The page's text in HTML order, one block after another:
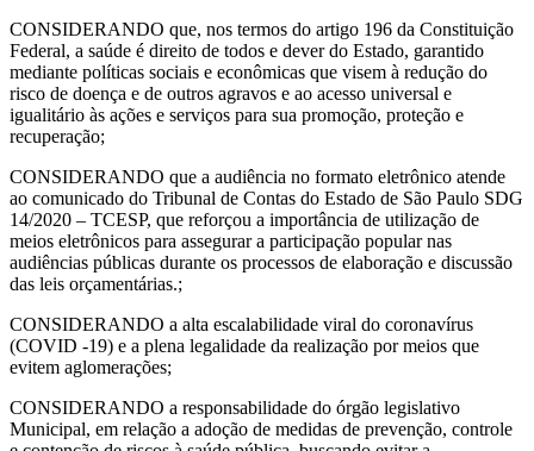
CONSIDERANDO que, nos termos do artigo 196 da Constituição
Federal, a saúde é direito de todos e dever do Estado, garantido
mediante políticas sociais e econômicas que visem à redução do
risco de doença e de outros agravos e ao acesso universal e
igualitário às ações e serviços para sua promoção, proteção e
recuperação;
CONSIDERANDO que a audiência no formato eletrônico atende
ao comunicado do Tribunal de Contas do Estado de São Paulo SDG
14/2020 – TCESP, que reforçou a importância de utilização de
meios eletrônicos para assegurar a participação popular nas
audiências públicas durante os processos de elaboração e discussão
das leis orçamentárias.;
CONSIDERANDO a alta escalabilidade viral do coronavírus
(COVID -19) e a plena legalidade da realização por meios que
evitem aglomerações;
CONSIDERANDO a responsabilidade do órgão legislativo
Municipal, em relação a adoção de medidas de prevenção, controle